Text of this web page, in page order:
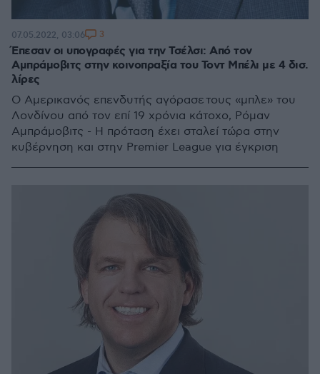
Έπεσαν οι υπογραφές για την Τσέλσι: Από τον
Αμπράμοβιτς στην κοινοπραξία του Τοντ Μπέλι με 4 δισ.
λίρες
Ο Αμερικανός επενδυτής αγόρασε τους «μπλε» του
Λονδίνου από τον επί 19 χρόνια κάτοχο, Ρόμαν
Αμπράμοβιτς - Η πρόταση έχει σταλεί τώρα στην
κυβέρνηση και στην Premier League για έγκριση
07.05.2022, 03:06 3